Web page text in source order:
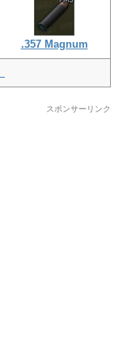
.357 Magnum
スポンサーリンク